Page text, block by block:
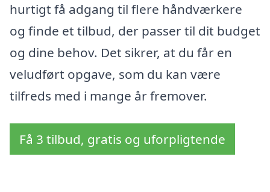
hurtigt få adgang til flere håndværkere
og finde et tilbud, der passer til dit budget
og dine behov. Det sikrer, at du får en
veludført opgave, som du kan være
tilfreds med i mange år fremover.
Få 3 tilbud, gratis og uforpligtende